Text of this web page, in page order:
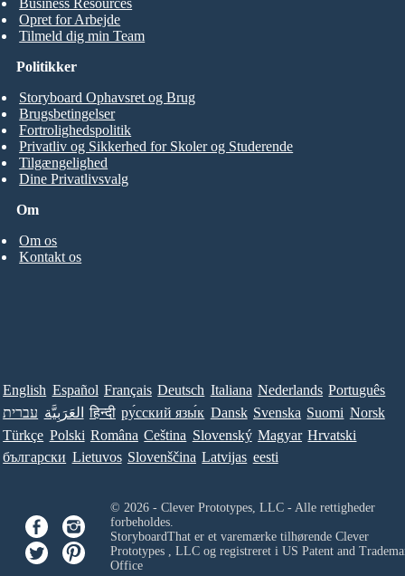
Opret for Arbejde
Tilmeld dig min Team
Om
Om os
Kontakt os
Politikker
Storyboard Ophavsret og Brug
Brugsbetingelser
Fortrolighedspolitik
Privatliv og Sikkerhed for Skoler og Studerende
Tilgængelighed
Dine Privatlivsvalg
English Español Français Deutsch Italiana Nederlands Português
עברית العَرَبِيَّة हिन्दी ру́сский язы́к Dansk Svenska Suomi Norsk
Türkçe Polski Româna Ceština Slovenský Magyar Hrvatski
български Lietuvos Slovenščina Latvijas eesti
© 2026 - Clever Prototypes, LLC - Alle rettigheder
forbeholdes.
StoryboardThat er et varemærke tilhørende Clever
Prototypes , LLCog registreret i US Patent and
Office